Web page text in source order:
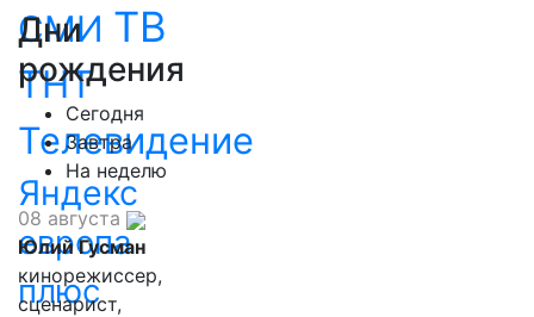
СМИ ТВ
ТНТ
Телевидение
Яндекс
европа
плюс
Дни
рождения
Сегодня
Завтра
На неделю
08 августа
Юлий Гусман
кинорежиссер,
сценарист,